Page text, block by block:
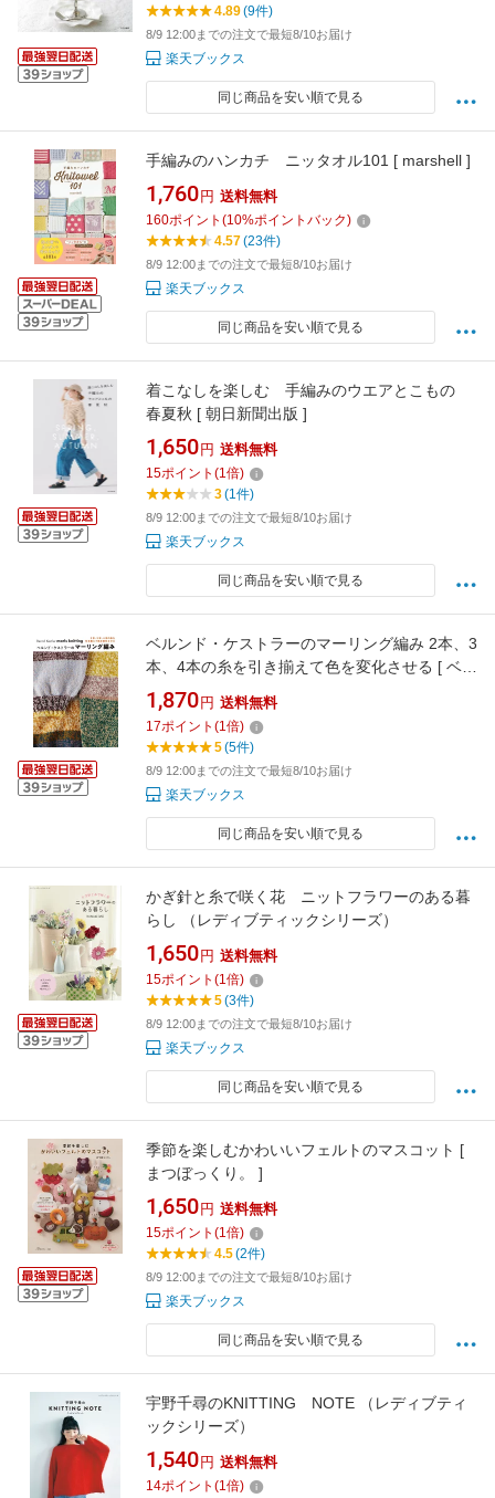
4.89(9件)
8/9 12:00までの注文で最短8/10お届け
楽天ブックス
同じ商品を安い順で見る
手編みのハンカチ ニッタオル101 [ marshell ]
1,760 円 送料無料
160ポイント (10%ポイントバック)
4.57(23件)
8/9 12:00までの注文で最短8/10お届け
楽天ブックス
同じ商品を安い順で見る
着こなしを楽しむ 手編みのウエアとこもの
春夏秋 [ 朝日新聞出版 ]
1,650 円 送料無料
15ポイント (1倍)
3(1件)
8/9 12:00までの注文で最短8/10お届け
楽天ブックス
同じ商品を安い順で見る
ベルンド・ケストラーのマーリング編み 2本、3
本、4本の糸を引き揃えて色を変化させる [ ベル
ンド・ケストラー ]
1,870 円 送料無料
17ポイント (1倍)
5(5件)
8/9 12:00までの注文で最短8/10お届け
楽天ブックス
同じ商品を安い順で見る
かぎ針と糸で咲く花 ニットフラワーのある暮
らし （レディブティックシリーズ）
1,650 円 送料無料
15ポイント (1倍)
5(3件)
8/9 12:00までの注文で最短8/10お届け
楽天ブックス
同じ商品を安い順で見る
季節を楽しむかわいいフェルトのマスコット [
まつぼっくり。 ]
1,650 円 送料無料
15ポイント (1倍)
4.5(2件)
8/9 12:00までの注文で最短8/10お届け
楽天ブックス
同じ商品を安い順で見る
宇野千尋のKNITTING NOTE （レディブティ
ックシリーズ）
1,540 円 送料無料
14ポイント (1倍)